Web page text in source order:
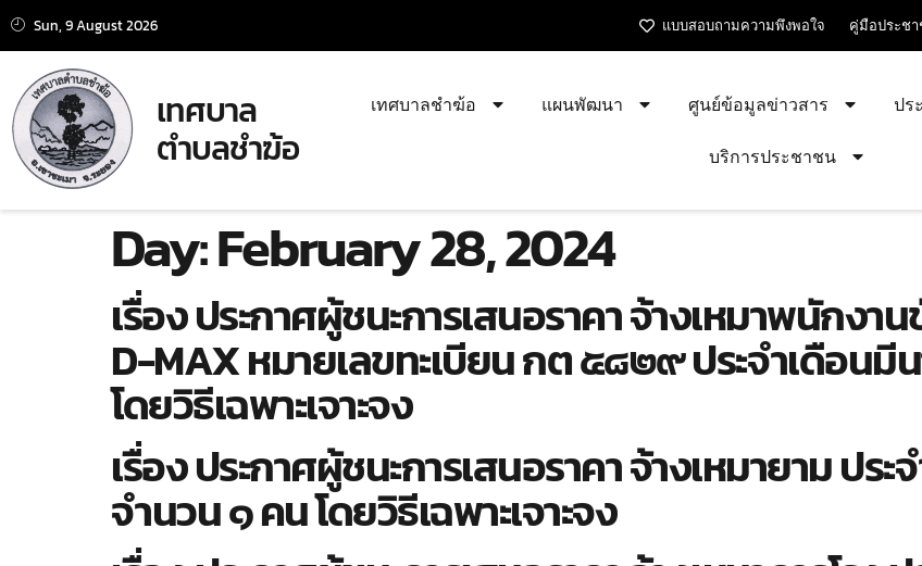
Sun, 9 August 2026 แบบสอบถามความพึงพอใจ คู่มือประช
เทศบาล
ตำบลชำฆ้อ
เทศบาลชำฆ้อ แผนพัฒนา ศูนย์ข้อมูลข่าวสาร ปร
บริการประชาชน
Day:February 28, 2024
เรื่อง ประกาศผู้ชนะการเสนอราคา จ้างเหมาพนักง
D-MAX หมายเลขทะเบียน กต ๕๘๒๙ ประจำเดือน
โดยวิธีเฉพาะเจาะจง
เรื่อง ประกาศผู้ชนะการเสนอราคา จ้างเหมายาม ป
จำนวน ๑ คน โดยวิธีเฉพาะเจาะจง